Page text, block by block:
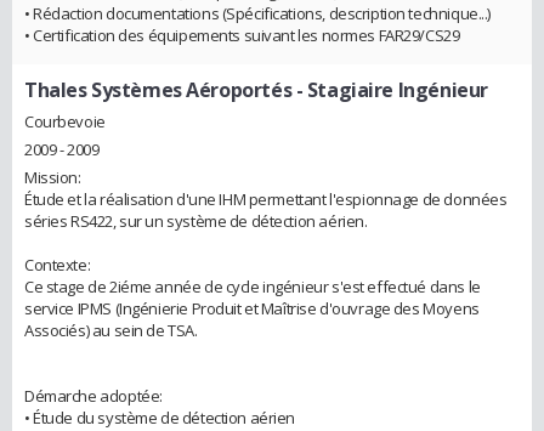
• Rédaction documentations (Spécifications, description technique...)
• Certification des équipements suivant les normes FAR29/CS29
Thales Systèmes Aéroportés- Stagiaire Ingénieur
Courbevoie
2009 - 2009
Mission:
Étude et la réalisation d'une IHM permettant l'espionnage de données
séries RS422, sur un système de détection aérien.
Contexte:
Ce stage de 2iéme année de cycle ingénieur s'est effectué dans le
service IPMS (Ingénierie Produit et Maîtrise d'ouvrage des Moyens
Associés) au sein de TSA.
Démarche adoptée:
• Étude du système de détection aérien